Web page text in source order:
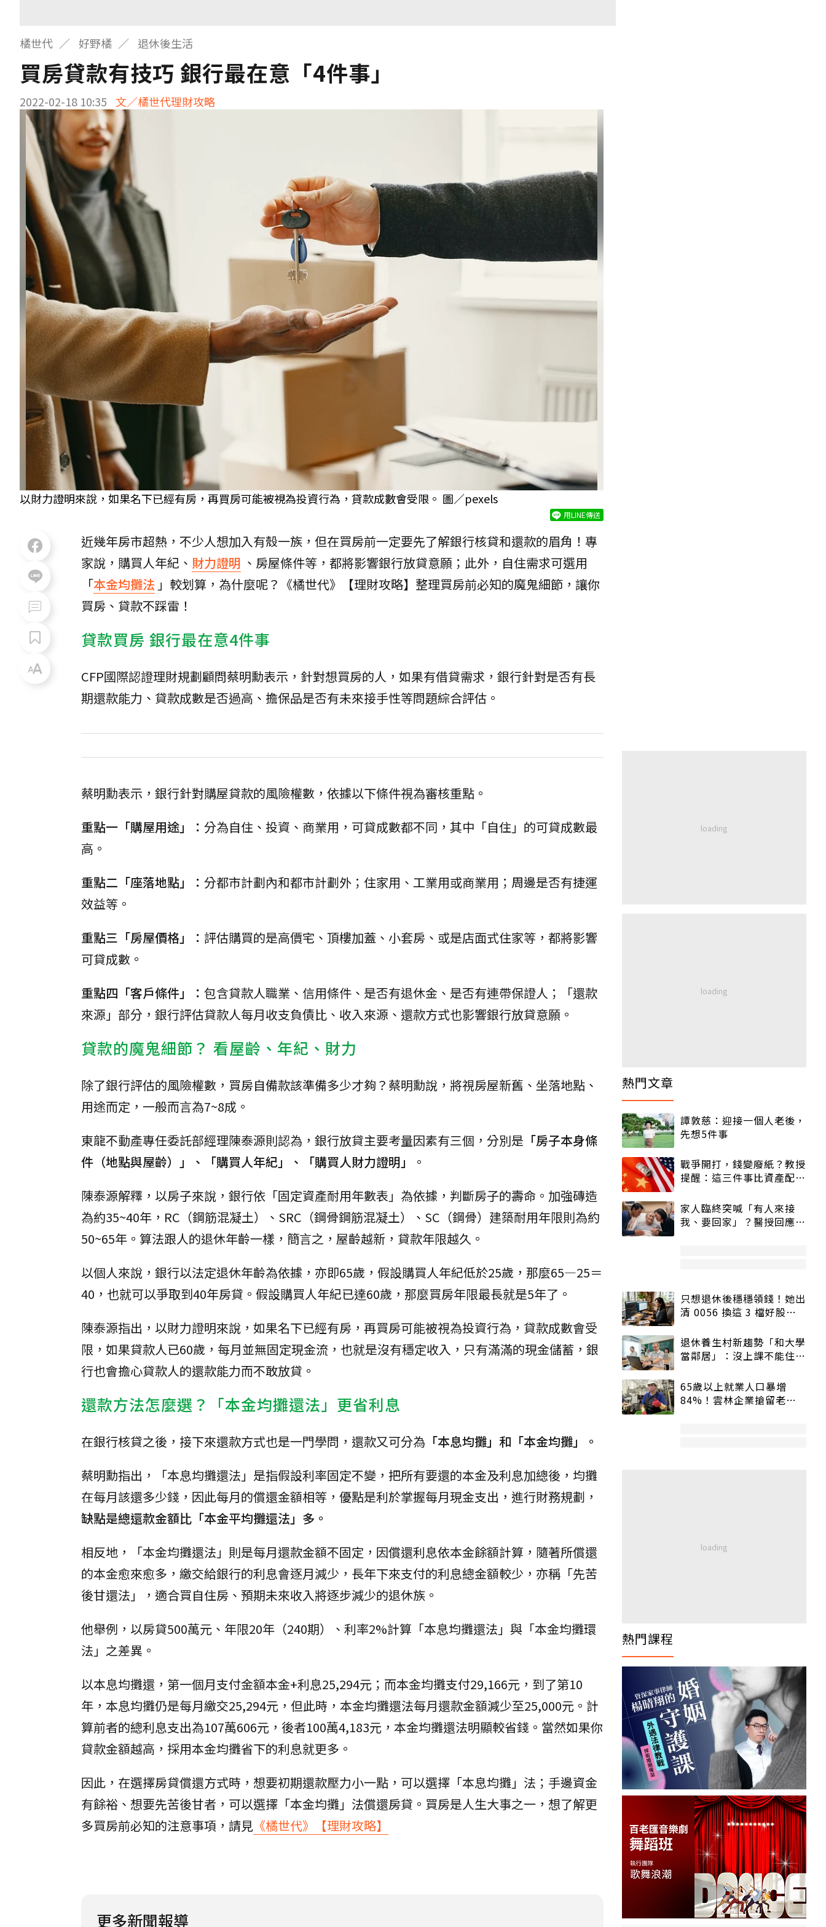
橘世代 好野橘 退休後生活
買房貸款有技巧 銀行最在意「4件事」
2022-02-18 10:35 文／橘世代理財攻略
以財力證明來說，如果名下已經有房，再買房可能被視為投資行為，貸款成數會受限。 圖／pexels
用LINE傳送
近幾年房市超熱，不少人想加入有殼一族，但在買房前一定要先了解銀行核貸和還款的眉角！專
家說，購買人年紀、 財力證明 、房屋條件等，都將影響銀行放貸意願；此外，自住需求可選用
「本金均攤法 」較划算，為什麼呢？《橘世代》【理財攻略】整理買房前必知的魔鬼細節，讓你
買房、貸款不踩雷！
貸款買房 銀行最在意4件事
CFP國際認證理財規劃顧問蔡明勳表示，針對想買房的人，如果有借貸需求，銀行針對是否有長
期還款能力、貸款成數是否過高、擔保品是否有未來接手性等問題綜合評估。
蔡明勳表示，銀行針對購屋貸款的風險權數，依據以下條件視為審核重點。
重點一「購屋用途」： 分為自住、投資、商業用，可貸成數都不同，其中「自住」的可貸成數最
高。
重點二「座落地點」： 分都市計劃內和都市計劃外；住家用、工業用或商業用；周邊是否有捷運
效益等。
重點三「房屋價格」： 評估購買的是高價宅、頂樓加蓋、小套房、或是店面式住家等，都將影響
可貸成數。
重點四「客戶條件」： 包含貸款人職業、信用條件、是否有退休金、是否有連帶保證人；「還款
來源」部分，銀行評估貸款人每月收支負債比、收入來源、還款方式也影響銀行放貸意願。
貸款的魔鬼細節？ 看屋齡、年紀、財力
除了銀行評估的風險權數，買房自備款該準備多少才夠？蔡明勳說，將視房屋新舊、坐落地點、
用途而定，一般而言為7~8成。
東龍不動產專任委託部經理陳泰源則認為，銀行放貸主要考量因素有三個，分別是 「房子本身條
件（地點與屋齡）」、「購買人年紀」、「購買人財力證明」
。
陳泰源解釋，以房子來說，銀行依「固定資產耐用年數表」為依據，判斷房子的壽命。加強磚造
為約35~40年，RC（鋼筋混凝土）、SRC（鋼骨鋼筋混凝土）、SC（鋼骨）建築耐用年限則為約
50~65年。算法跟人的退休年齡一樣，簡言之，屋齡越新，貸款年限越久。
以個人來說，銀行以法定退休年齡為依據，亦即65歲，假設購買人年紀低於25歲，那麼65—25＝
40，也就可以爭取到40年房貸。假設購買人年紀已達60歲，那麼買房年限最長就是5年了。
陳泰源指出，以財力證明來說，如果名下已經有房，再買房可能被視為投資行為，貸款成數會受
限，如果貸款人已60歲，每月並無固定現金流，也就是沒有穩定收入，只有滿滿的現金儲蓄，銀
行也會擔心貸款人的還款能力而不敢放貸。
還款方法怎麼選？「本金均攤還法」更省利息
在銀行核貸之後，接下來還款方式也是一門學問，還款又可分為 「本息均攤」和「本金均攤」。
蔡明勳指出，「本息均攤還法」是指假設利率固定不變，把所有要還的本金及利息加總後，均攤
在每月該還多少錢，因此每月的償還金額相等，優點是利於掌握每月現金支出，進行財務規劃，
缺點是總還款金額比「本金平均攤還法」多。
相反地，「本金均攤還法」則是每月還款金額不固定，因償還利息依本金餘額計算，隨著所償還
的本金愈來愈多，繳交給銀行的利息會逐月減少，長年下來支付的利息總金額較少，亦稱「先苦
後甘還法」，適合買自住房、預期未來收入將逐步減少的退休族。
他舉例，以房貸500萬元、年限20年（240期）、利率2%計算「本息均攤還法」與「本金均攤環
法」之差異。
以本息均攤還，第一個月支付金額本金+利息25,294元；而本金均攤支付29,166元，到了第10
年，本息均攤仍是每月繳交25,294元，但此時，本金均攤還法每月還款金額減少至25,000元。計
算前者的總利息支出為107萬606元，後者100萬4,183元，本金均攤還法明顯較省錢。當然如果你
貸款金額越高，採用本金均攤省下的利息就更多。
因此，在選擇房貸償還方式時，想要初期還款壓力小一點，可以選擇「本息均攤」法；手邊資金
有餘裕、想要先苦後甘者，可以選擇「本金均攤」法償還房貸。買房是人生大事之一，想了解更
多買房前必知的注意事項，請見 《橘世代》【理財攻略】
更多新聞報導
熱門文章
譚敦慈：迎接一個人老後，
先想5件事
戰爭開打，錢變廢紙？教授
提醒：這三件事比資產配置
家人臨終突喊「有人來接
我、要回家」？醫授回應方
只想退休後穩穩領錢！她出
清 0056 換這 3 檔好股：
退休養生村新趨勢「和大學
當鄰居」：沒上課不能住、
65歲以上就業人口暴增
84%！雲林企業搶留老員
熱門課程